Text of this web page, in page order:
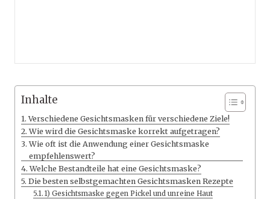
Inhalte
Verschiedene Gesichtsmasken für verschiedene Ziele!
Wie wird die Gesichtsmaske korrekt aufgetragen?
Wie oft ist die Anwendung einer Gesichtsmaske
empfehlenswert?
Welche Bestandteile hat eine Gesichtsmaske?
Die besten selbstgemachten Gesichtsmasken Rezepte
1) Gesichtsmaske gegen Pickel und unreine Haut